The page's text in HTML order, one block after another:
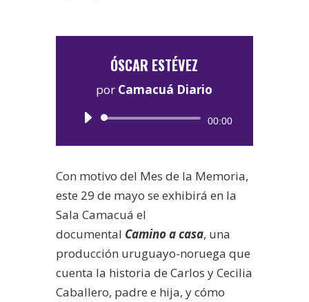
ÓSCAR ESTÉVEZ
por Camacuá Diario
Reproductor
00:00
Con motivo del Mes de la Memoria,
este 29 de mayo se exhibirá en la
Sala Camacuá el
documental Camino a casa, una
producción uruguayo-noruega que
cuenta la historia de Carlos y Cecilia
Caballero, padre e hija, y cómo